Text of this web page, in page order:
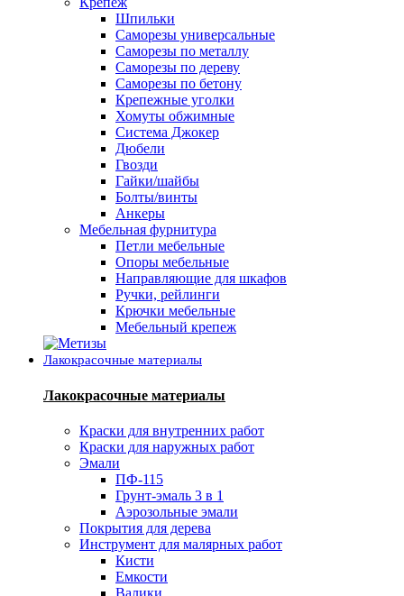
Шпильки
Саморезы универсальные
Саморезы по металлу
Саморезы по дереву
Саморезы по бетону
Крепежные уголки
Хомуты обжимные
Система Джокер
Дюбели
Гвозди
Гайки/шайбы
Болты/винты
Анкеры
Мебельная фурнитура
Петли мебельные
Опоры мебельные
Направляющие для шкафов
Ручки, рейлинги
Крючки мебельные
Мебельный крепеж
Лакокрасочные материалы
Лакокрасочные материалы
Краски для внутренних работ
Краски для наружных работ
Эмали
ПФ-115
Грунт-эмаль 3 в 1
Аэрозольные эмали
Покрытия для дерева
Инструмент для малярных работ
Кисти
Емкости
Валики